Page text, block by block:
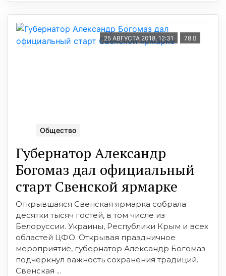
25 АВГУСТА 2018, 12:31 78
Общество
Губернатор Александр
Богомаз дал официальный
старт Свенской ярмарке
Открывшаяся Свенская ярмарка собрала
десятки тысяч гостей, в том числе из
Белоруссии. Украины, Республики Крым и всех
областей ЦФО. Открывая праздничное
мероприятие, губернатор Александр Богомаз
подчеркнул важность сохранения традиций.
Свенская ...